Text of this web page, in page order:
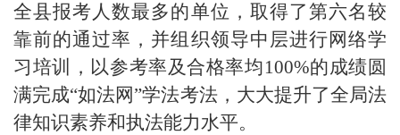
全县报考人数最多的单位 ，取得了第六名较
靠前的通过率，并组织领导中层进行网络学
习培训， 以参考率及合格率均100%的成绩圆
满完成“如法网”学法考法， 大大提升了全局法
律知识素养和执法能力水平。